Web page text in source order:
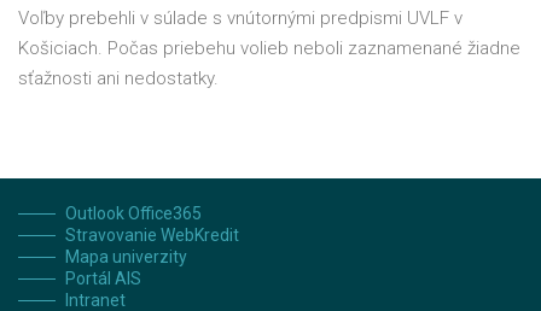
Voľby prebehli v súlade s vnútornými predpismi UVLF v
Košiciach. Počas priebehu volieb neboli zaznamenané žiadne
sťažnosti ani nedostatky.
Outlook Office365
Stravovanie WebKredit
Mapa univerzity
Portál AIS
Intranet